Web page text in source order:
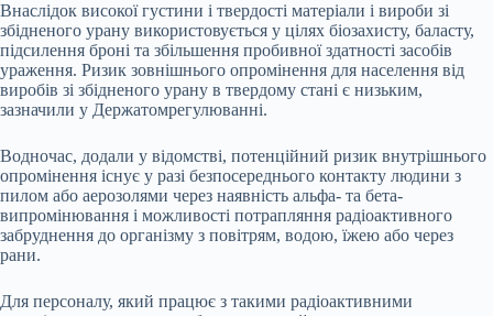
Внаслідок високої густини і твердості матеріали і вироби зі
збідненого урану використовується у цілях біозахисту, баласту,
підсилення броні та збільшення пробивної здатності засобів
ураження. Ризик зовнішнього опромінення для населення від
виробів зі збідненого урану в твердому стані є низьким,
зазначили у Держатомрегулюванні.
Водночас, додали у відомстві, потенційний ризик внутрішнього
опромінення існує у разі безпосереднього контакту людини з
пилом або аерозолями через наявність альфа- та бета-
випромінювання і можливості потрапляння радіоактивного
забруднення до організму з повітрям, водою, їжею або через
рани.
Для персоналу, який працює з такими радіоактивними